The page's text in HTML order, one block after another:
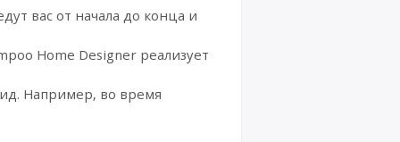
вас от начала до конца и
Home Designer реализует
Например, во время